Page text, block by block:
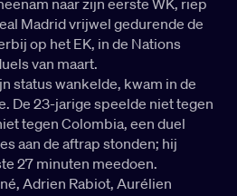
naar zijn eerste WK, riep
Madrid vrijwel gedurende de
op het EK, in de Nations
van maart.
status wankelde, kwam in de
De 23-jarige speelde niet tegen
tegen Colombia, een duel
aan de aftrap stonden; hij
27 minuten meedoen.
Adrien Rabiot, Aurélien